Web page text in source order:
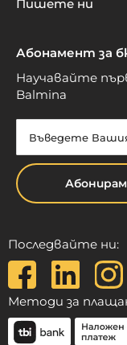
Пишете ни
Абонамент за
Научавайте
Balmina
Последвайте ни:
Методи за